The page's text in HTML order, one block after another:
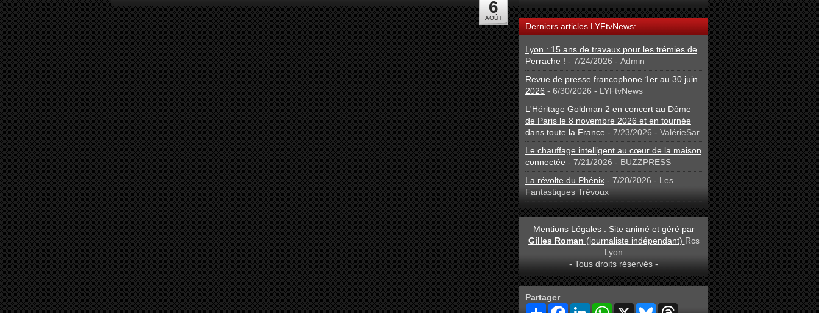
Derniers articles LYFtvNews:
Lyon : 15 ans de travaux pour les trémies de
Perrache ! - 7/24/2026 - Admin
Revue de presse francophone 1er au 30 juin
2026 - 6/30/2026 - LYFtvNews
L'Héritage Goldman 2 en concert au Dôme
de Paris le 8 novembre 2026 et en tournée
dans toute la France - 7/23/2026 - ValérieSar
Le chauffage intelligent au cœur de la maison
connectée - 7/21/2026 - BUZZPRESS
La révolte du Phénix - 7/20/2026 - Les
Fantastiques Trévoux
Mentions Légales : Site animé et géré par
Gilles Roman (journaliste indépendant) Rcs
Lyon
- Tous droits réservés -
Partager
S
F L W X